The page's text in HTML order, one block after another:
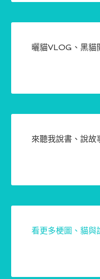
曬貓VLOG、黑貓
來聽我說書、說故
看更多梗圖、貓與